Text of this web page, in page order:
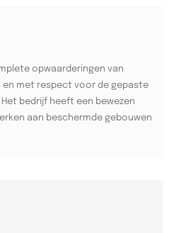
opwaarderingen van
en met respect voor de gepaste
bedrijf heeft een bewezen
aan beschermde gebouwen